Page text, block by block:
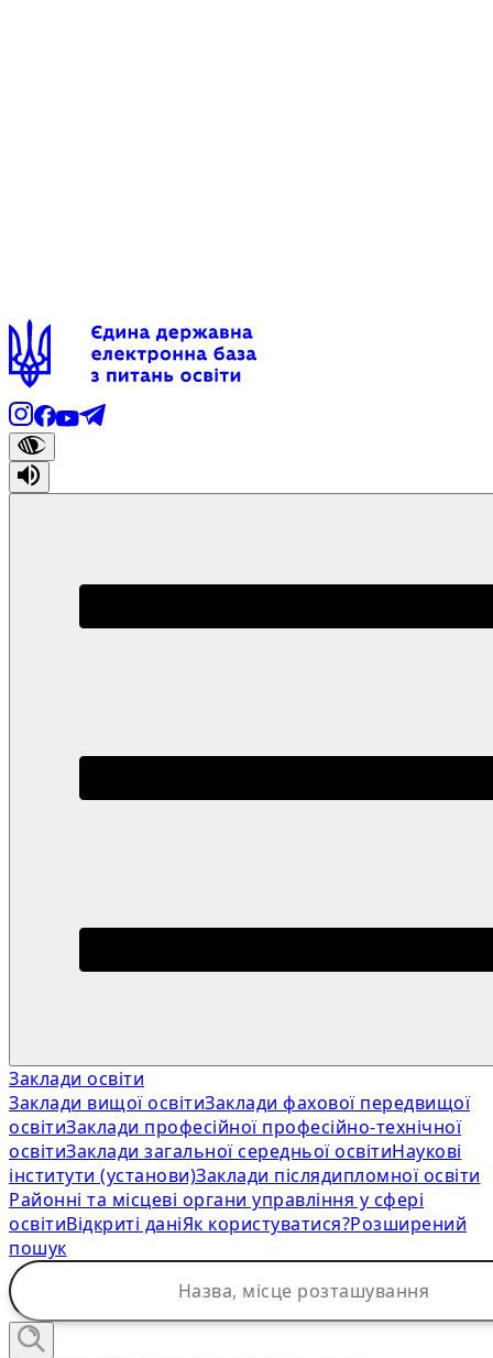
Заклади освіти
Заклади вищої освітиЗаклади фахової передвищої
освітиЗаклади професійної професійно-технічної
освітиЗаклади загальної середньої освітиНаукові
інститути (установи)Заклади післядипломної освіти
Районні та місцеві органи управління у сфері
освітиВідкриті даніЯк користуватися?Розширений
пошук